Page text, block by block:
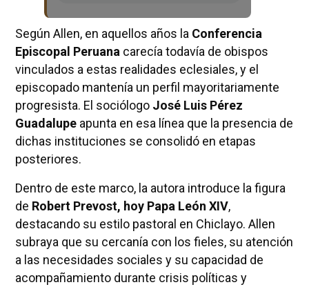
Según Allen, en aquellos años la Conferencia
Episcopal Peruana carecía todavía de obispos
vinculados a estas realidades eclesiales, y el
episcopado mantenía un perfil mayoritariamente
progresista. El sociólogo José Luis Pérez
Guadalupeapunta en esa línea que la presencia de
dichas instituciones se consolidó en etapas
posteriores.
Dentro de este marco, la autora introduce la figura
de Robert Prevost, hoy Papa León XIV,
destacando su estilo pastoral en Chiclayo. Allen
subraya que su cercanía con los fieles, su atención
a las necesidades sociales y su capacidad de
acompañamiento durante crisis políticas y